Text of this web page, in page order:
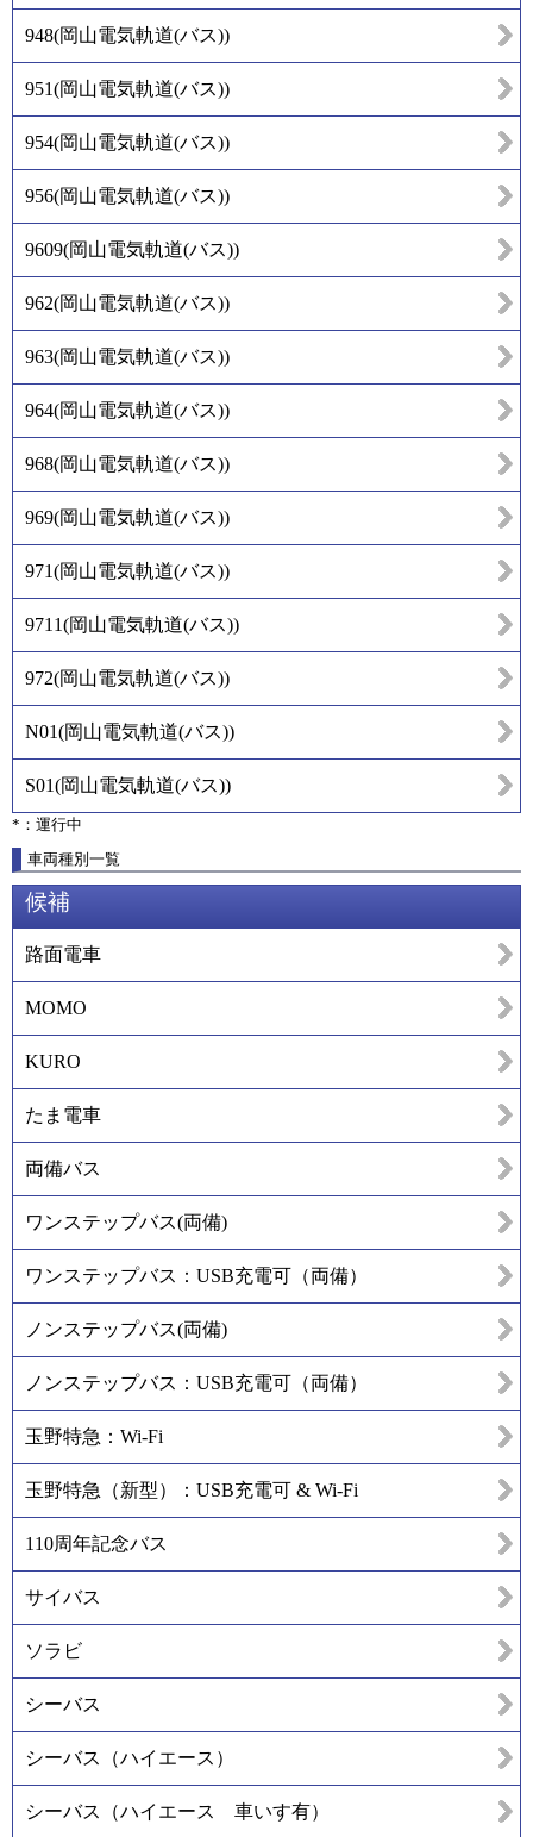
948(岡山電気軌道(バス))
951(岡山電気軌道(バス))
954(岡山電気軌道(バス))
956(岡山電気軌道(バス))
9609(岡山電気軌道(バス))
962(岡山電気軌道(バス))
963(岡山電気軌道(バス))
964(岡山電気軌道(バス))
968(岡山電気軌道(バス))
969(岡山電気軌道(バス))
971(岡山電気軌道(バス))
9711(岡山電気軌道(バス))
972(岡山電気軌道(バス))
N01(岡山電気軌道(バス))
S01(岡山電気軌道(バス))
*：運行中
車両種別一覧
候補
路面電車
MOMO
KURO
たま電車
両備バス
ワンステップバス(両備)
ワンステップバス：USB充電可（両備）
ノンステップバス(両備)
ノンステップバス：USB充電可（両備）
玉野特急：Wi-Fi
玉野特急（新型）：USB充電可 & Wi-Fi
110周年記念バス
サイバス
ソラビ
シーバス
シーバス（ハイエース）
シーバス（ハイエース 車いす有）